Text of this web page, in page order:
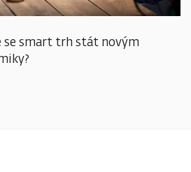
se smart trh stát novým